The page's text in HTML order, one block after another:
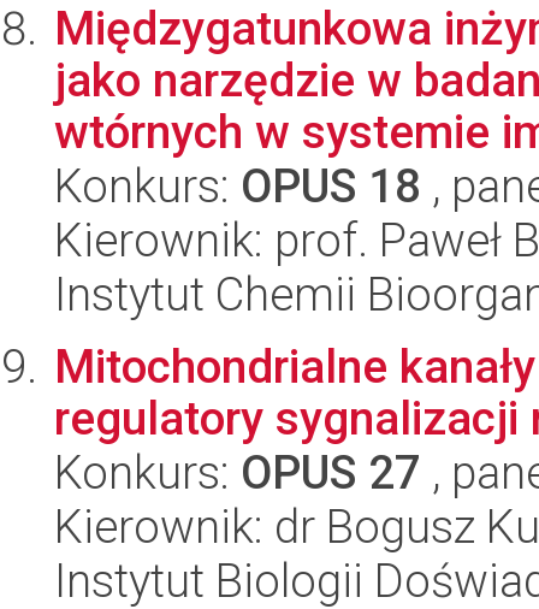
Międzygatunkowa
jako narzędzie w
wtórnych w systemie
Konkurs: OPUS 18 ,
Kierownik: prof. Paweł
Instytut Chemii
Mitochondrialne
regulatory sygnalizacji
Konkurs: OPUS 27 ,
Kierownik: dr Bogusz
Instytut Biologii